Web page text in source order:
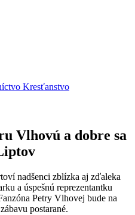
Kresťanstvo
Vlhovú a dobre sa
nadšenci zblízka aj zďaleka
a úspešnú reprezentantku
Petry Vlhovej bude na
postarané.